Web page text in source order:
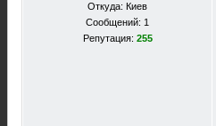
Откуда: Киев
Сообщений: 1
Репутация: 255